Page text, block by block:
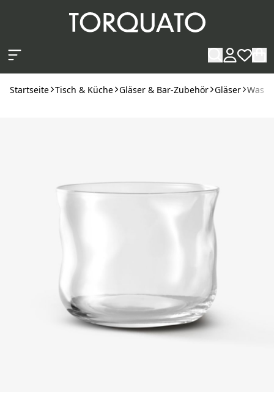
Startseite Tisch & Küche Gläser & Bar-Zubehör Gläser